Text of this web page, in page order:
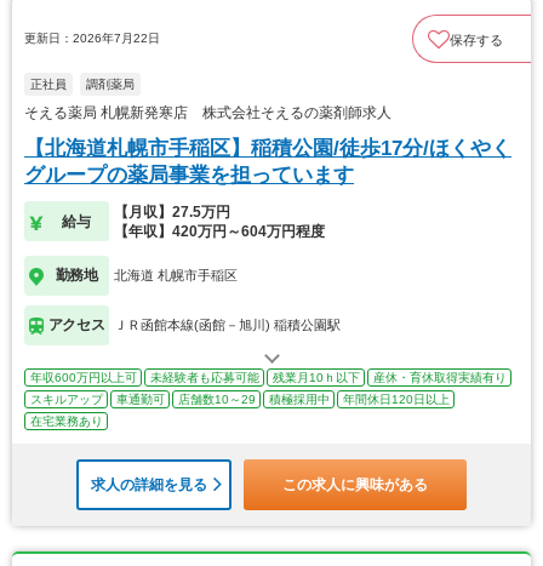
更新日：2026年7月22日 保存する
正社員 調剤薬局
そえる薬局 札幌新発寒店 株式会社そえるの薬剤師求人
【北海道札幌市手稲区】稲積公園/徒歩17分/ほくやく
グループの薬局事業を担っています
給与
【月収】27.5万円
【年収】420万円～604万円程度
勤務地 北海道 札幌市手稲区
アクセス ＪＲ函館本線(函館－旭川) 稲積公園駅
年収600万円以上可 未経験者も応募可能 残業月10ｈ以下
産休・育休取得実績有り
スキルアップ
車通勤可 店舗数10～29 積極採用中
年間休日120日以上
在宅業務あり
求人の詳細を見る この求人に興味がある